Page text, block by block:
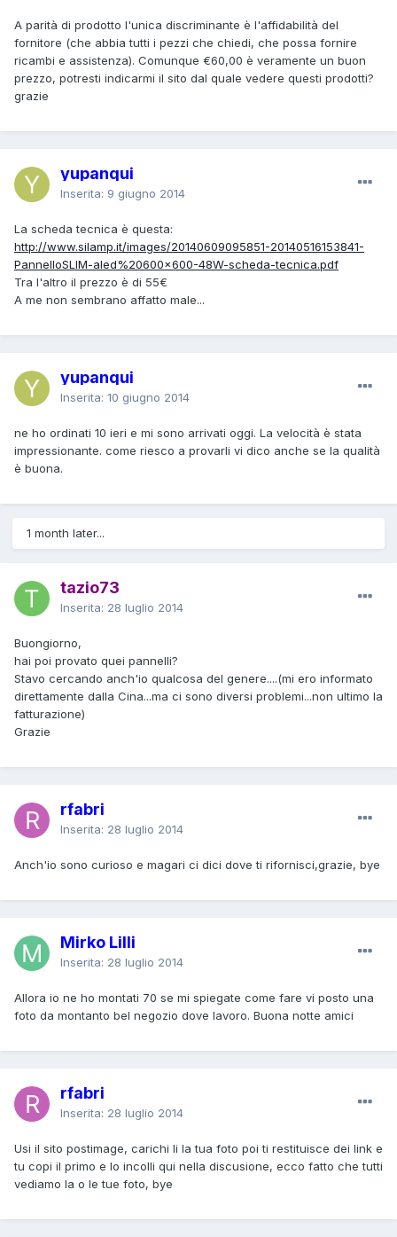
A parità di prodotto l'unica discriminante è l'affidabilità del
fornitore (che abbia tutti i pezzi che chiedi, che possa fornire
ricambi e assistenza). Comunque €60,00 è veramente un buon
prezzo, potresti indicarmi il sito dal quale vedere questi prodotti?
grazie
yupanqui
Inserita: 9 giugno 2014
La scheda tecnica è questa:
http://www.silamp.it/images/20140609095851-20140516153841-
PannelloSLIM-aled%20600x600-48W-scheda-tecnica.pdf
Tra l'altro il prezzo è di 55€
A me non sembrano affatto male...
yupanqui
Inserita: 10 giugno 2014
ne ho ordinati 10 ieri e mi sono arrivati oggi. La velocità è stata
impressionante. come riesco a provarli vi dico anche se la qualità
è buona.
1 month later...
tazio73
Inserita: 28 luglio 2014
Buongiorno,
hai poi provato quei pannelli?
Stavo cercando anch'io qualcosa del genere....(mi ero informato
direttamente dalla Cina...ma ci sono diversi problemi...non ultimo la
fatturazione)
Grazie
rfabri
Inserita: 28 luglio 2014
Anch'io sono curioso e magari ci dici dove ti rifornisci,grazie, bye
Mirko Lilli
Inserita: 28 luglio 2014
Allora io ne ho montati 70 se mi spiegate come fare vi posto una
foto da montanto bel negozio dove lavoro. Buona notte amici
rfabri
Inserita: 28 luglio 2014
Usi il sito postimage, carichi li la tua foto poi ti restituisce dei link e
tu copi il primo e lo incolli qui nella discusione, ecco fatto che tutti
vediamo la o le tue foto, bye